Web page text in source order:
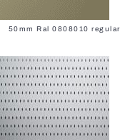
50mm Ral 0808010 regular